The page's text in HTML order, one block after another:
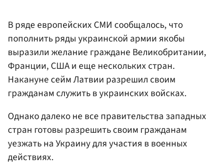
В ряде европейских СМИ сообщалось, что
пополнить ряды украинской армии якобы
выразили желание граждане Великобритании,
Франции, США и еще нескольких стран.
Накануне сейм Латвии разрешил своим
гражданам служить в украинских войсках.
Однако далеко не все правительства западных
стран готовы разрешить своим гражданам
уезжать на Украину для участия в военных
действиях.